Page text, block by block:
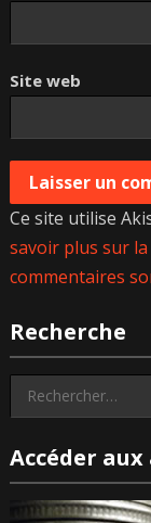
Site web
Ce site utilise
savoir plus sur
commentaires
Recherche
Rechercher :
Accéder